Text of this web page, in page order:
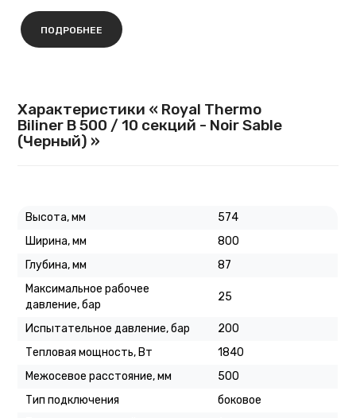
ПОДРОБНЕЕ
Характеристики « Royal Thermo
Biliner B 500 / 10 секций - Noir Sable
(Черный) »
Высота, мм
574
Ширина, мм
800
Глубина, мм
87
Максимальное рабочее
давление, бар
25
Испытательное давление, бар
200
Тепловая мощность, Вт
1840
Межосевое расстояние, мм
500
Тип подключения
боковое